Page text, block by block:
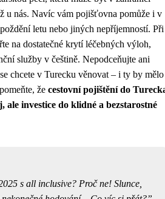
u nás. Navíc vám pojišťovna pomůže i v
letu nebo jiných nepříjemností. Při
na dostatečné krytí léčebných výloh,
služby v češtině. Nepodceňujte ani
chcete v Turecku věnovat – i ty by mělo
že cestovní pojištění do
ale investice do klidné a bezstarostné
s all inclusive? Proč ne! Slunce,